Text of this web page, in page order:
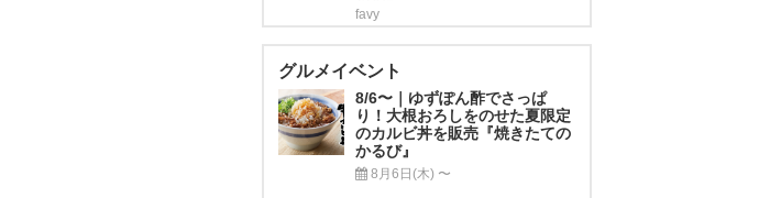
favy
グルメイベント
8/6〜｜ゆずぽん酢でさっぱ
り！大根おろしをのせた夏限定
のカルビ丼を販売『焼きたての
かるび』
8月6日(木) 〜